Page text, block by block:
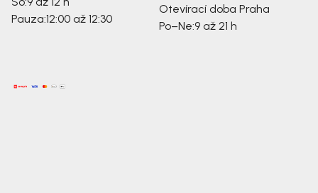
Pauza:12:00 až 12:30
Otevírací doba Praha
Po–Ne:9 až 21 h